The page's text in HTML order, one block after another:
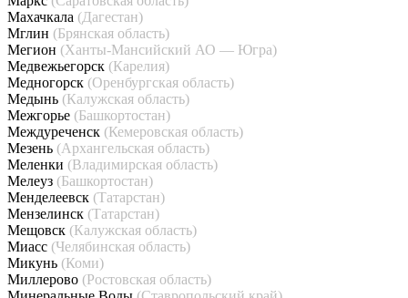
Махачкала (Дагестан)
Мглин (Брянская область)
Мегион (Ханты-Мансийский АО — Югра)
Медвежьегорск (Карелия)
Медногорск (Оренбургская область)
Медынь (Калужская область)
Межгорье (Башкортостан)
Междуреченск (Кемеровская область)
Мезень (Архангельская область)
Меленки (Владимирская область)
Мелеуз (Башкортостан)
Менделеевск (Татарстан)
Мензелинск (Татарстан)
Мещовск (Калужская область)
Миасс (Челябинская область)
Микунь (Коми)
Миллерово (Ростовская область)